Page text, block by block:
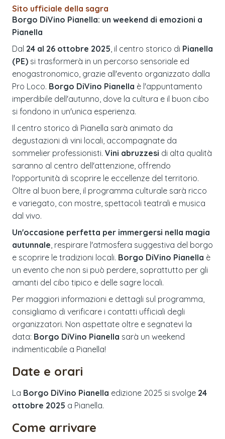
Sito ufficiale della sagra
Borgo DiVino Pianella: un weekend di emozioni a
Pianella
Dal 24 al 26 ottobre 2025 , il centro storico di Pianella
(PE) si trasformerà in un percorso sensoriale ed
enogastronomico, grazie all'evento organizzato dalla
Pro Loco. Borgo DiVino Pianella è l'appuntamento
imperdibile dell'autunno, dove la cultura e il buon cibo
si fondono in un'unica esperienza.
Il centro storico di Pianella sarà animato da
degustazioni di vini locali, accompagnate da
sommelier professionisti. Vini abruzzesi di alta qualità
saranno al centro dell'attenzione, offrendo
l'opportunità di scoprire le eccellenze del territorio.
Oltre al buon bere, il programma culturale sarà ricco
e variegato, con mostre, spettacoli teatrali e musica
dal vivo.
Un'occasione perfetta per immergersi nella magia
autunnale , respirare l'atmosfera suggestiva del borgo
e scoprire le tradizioni locali. Borgo DiVino Pianella è
un evento che non si può perdere, soprattutto per gli
amanti del cibo tipico e delle sagre locali.
Per maggiori informazioni e dettagli sul programma,
consigliamo di verificare i contatti ufficiali degli
organizzatori. Non aspettate oltre e segnatevi la
data: Borgo DiVino Pianella sarà un weekend
indimenticabile a Pianella!
Date e orari
La Borgo DiVino Pianella edizione 2025 si svolge 24
ottobre 2025 a Pianella.
Come arrivare